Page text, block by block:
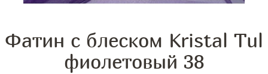
Фатин с блеском Kristal Tul
фиолетовый 38